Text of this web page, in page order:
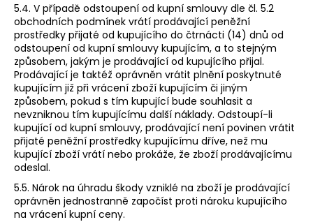
5.4. V případě odstoupení od kupní smlouvy dle čl. 5.2
obchodních podmínek vrátí prodávající peněžní
prostředky přijaté od kupujícího do čtrnácti (14) dnů od
odstoupení od kupní smlouvy kupujícím, a to stejným
způsobem, jakým je prodávající od kupujícího přijal.
Prodávající je taktéž oprávněn vrátit plnění poskytnuté
kupujícím již při vrácení zboží kupujícím či jiným
způsobem, pokud s tím kupující bude souhlasit a
nevzniknou tím kupujícímu další náklady. Odstoupí-li
kupující od kupní smlouvy, prodávající není povinen vrátit
přijaté peněžní prostředky kupujícímu dříve, než mu
kupující zboží vrátí nebo prokáže, že zboží prodávajícímu
odeslal.
5.5. Nárok na úhradu škody vzniklé na zboží je prodávající
oprávněn jednostranně započíst proti nároku kupujícího
na vrácení kupní ceny.